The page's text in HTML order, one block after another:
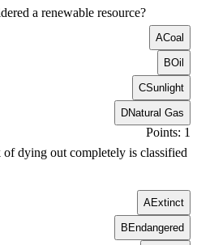
a renewable resource?
ACoal
BOil
CSunlight
DNatural Gas
Points: 1
of dying out completely is classified
AExtinct
BEndangered